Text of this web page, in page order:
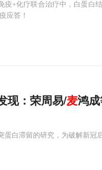
疫+化疗联合治疗中，白蛋
应答！
现：荣周易/麦鸿
白滞留的研究，为破解新冠